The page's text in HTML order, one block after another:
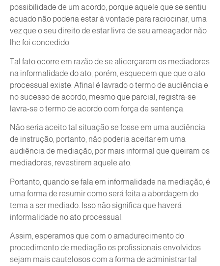
possibilidade de um acordo, porque aquele que se sentiu
acuado não poderia estar à vontade para raciocinar, uma
vez que o seu direito de estar livre de seu ameaçador não
lhe foi concedido.
Tal fato ocorre em razão de se alicerçarem os mediadores
na informalidade do ato, porém, esquecem que que o ato
processual existe. Afinal é lavrado o termo de audiência e
no sucesso de acordo, mesmo que parcial, registra-se
lavra-se o termo de acordo com força de sentença.
Não seria aceito tal situação se fosse em uma audiência
de instrução, portanto, não poderia aceitar em uma
audiência de mediação, por mais informal que queiram os
mediadores, revestirem aquele ato.
Portanto, quando se fala em informalidade na mediação, é
uma forma de resumir como será feita a abordagem do
tema a ser mediado. Isso não significa que haverá
informalidade no ato processual.
Assim, esperamos que com o amadurecimento do
procedimento de mediação os profissionais envolvidos
sejam mais cautelosos com a forma de administrar tal